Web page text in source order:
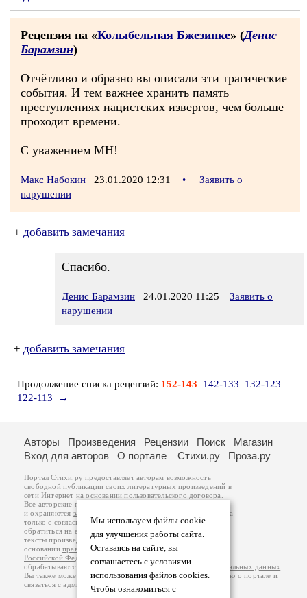
Рецензия на «Колыбельная Бжезинке» (Денис
Барамзин)
Отчётливо и образно вы описали эти трагические
события. И тем важнее хранить память
преступлениях нацистских извергов, чем больше
проходит времени.
С уважением МН!
Макс Набокин 23.01.2020 12:31 •
Заявить о
нарушении
+ добавить замечания
Спасибо.
Денис Барамзин 24.01.2020 11:25
Заявить о
нарушении
+ добавить замечания
Продолжение списка рецензий: 152-143 142-133
132-123
122-113
→
Мы используем файлы cookie
для улучшения работы сайта.
Оставаясь на сайте, вы
соглашаетесь с условиями
использования файлов cookies.
Чтобы ознакомиться с
Авторы Произведения Рецензии Поиск
Магазин
Вход для авторов
О портале Стихи.ру Проза.ру
Портал Стихи.ру предоставляет авторам возможность
свободной публикации своих литературных произведений в
сети Интернет на основаниипользовательского договора
Все авторские права на произведения принадлежат авторам
и охраняются законом
. Перепечатка произведений возможна
только с согласия его автора, к которому вы можете
обратиться на его авторской странице. Ответственность за
тексты произведений авторы несут самостоятельно на
основанииправил публикацииизаконодательства
Российской Федерации
обрабатываются на основанииПолитики обработки персональных данных
Вы также можете посмотреть более подробнуюинформацию о портале и
связаться с администрацией